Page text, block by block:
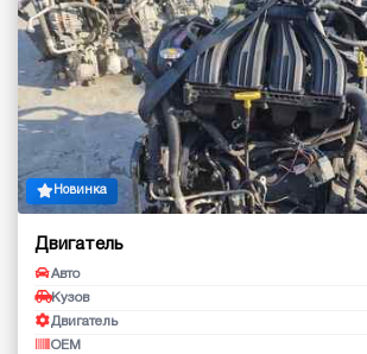
Новинка
Двигатель
Авто
Кузов
Двигатель
OEM